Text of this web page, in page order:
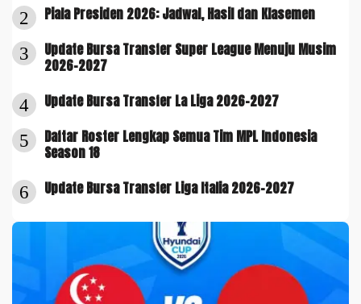
2 Piala Presiden 2026: Jadwal, Hasil dan Klasemen
3
Update Bursa Transfer Super League Menuju Musim
2026-2027
4 Update Bursa Transfer La Liga 2026-2027
5
Daftar Roster Lengkap Semua Tim MPL Indonesia
Season 18
6 Update Bursa Transfer Liga Italia 2026-2027